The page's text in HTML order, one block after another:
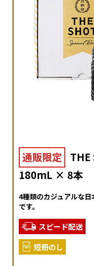
通販限定
THE
180mL × 8本
4種類のカジュアルな
です。
スピード配送
短冊のし